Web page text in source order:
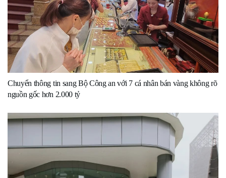
Chuyển thông tin sang Bộ Công an với 7 cá nhân bán vàng không rõ
nguồn gốc hơn 2.000 tỷ